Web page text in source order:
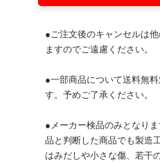
●ご注文後のキャンセルは
ますのでご遠慮ください。
●一部商品について送料無
す。予めご了承ください。
●メーカー検品のみとなり
品と判断した商品でも製造
はみだしや小さな傷、若干